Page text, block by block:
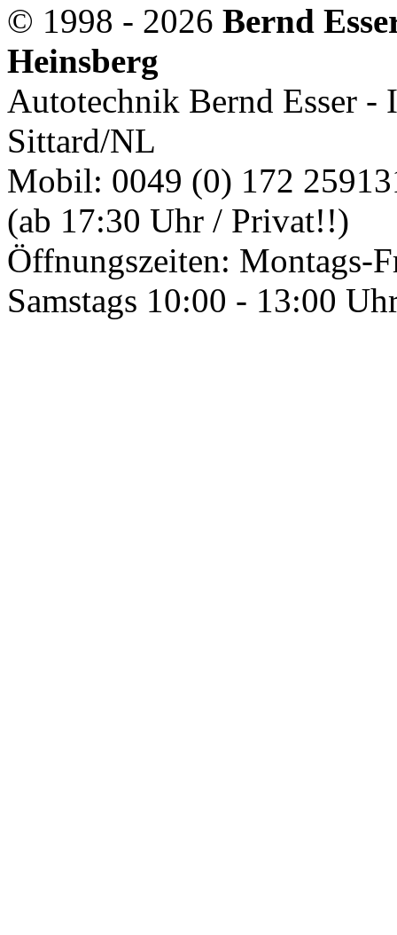
© 1998 - 2026 Bernd
Heinsberg
Autotechnik Bernd Esser -
Sittard/NL
Mobil: 0049 (0) 172
(ab 17:30 Uhr / Privat!!)
Öffnungszeiten: Montags-
Samstags 10:00 - 13:00